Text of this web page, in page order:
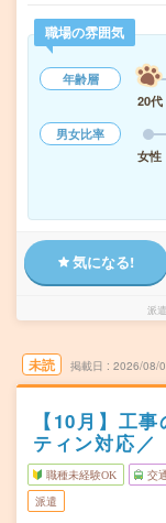
職場の雰囲気
年齢層
20代
男女比率
女性
気になる!
派
未読 掲載日 2026/08/
【10月】工
ティン対応／
職種未経験OK 交
派遣